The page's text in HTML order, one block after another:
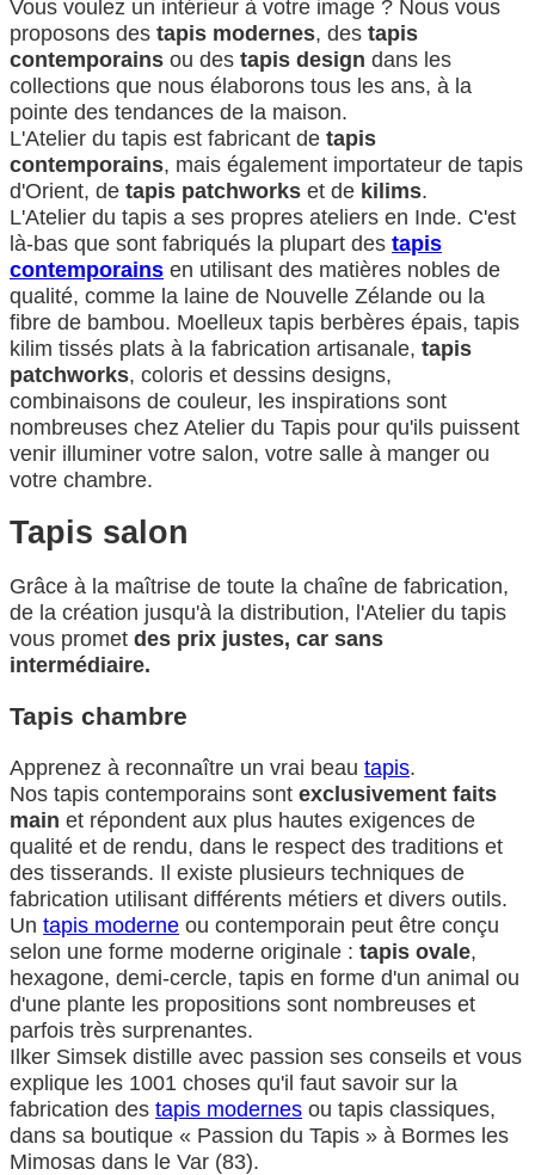
Vous voulez un intérieur à votre image ? Nous vous
proposons des tapis modernes, des tapis
contemporains ou des tapis design dans les
collections que nous élaborons tous les ans, à la
pointe des tendances de la maison.
L'Atelier du tapis est fabricant de tapis
contemporains, mais également importateur de tapis
d'Orient, de tapis patchworks et de kilims.
L'Atelier du tapis a ses propres ateliers en Inde. C'est
là-bas que sont fabriqués la plupart des tapis
contemporains en utilisant des matières nobles de
qualité, comme la laine de Nouvelle Zélande ou la
fibre de bambou. Moelleux tapis berbères épais, tapis
kilim tissés plats à la fabrication artisanale, tapis
patchworks, coloris et dessins designs,
combinaisons de couleur, les inspirations sont
nombreuses chez Atelier du Tapis pour qu'ils puissent
venir illuminer votre salon, votre salle à manger ou
votre chambre.
Tapis salon
Grâce à la maîtrise de toute la chaîne de fabrication,
de la création jusqu'à la distribution, l'Atelier du tapis
vous promet des prix justes, car sans
intermédiaire.
Tapis chambre
Apprenez à reconnaître un vrai beau tapis.
Nos tapis contemporains sont exclusivement faits
main et répondent aux plus hautes exigences de
qualité et de rendu, dans le respect des traditions et
des tisserands. Il existe plusieurs techniques de
fabrication utilisant différents métiers et divers outils.
Un tapis moderne ou contemporain peut être conçu
selon une forme moderne originale : tapis ovale,
hexagone, demi-cercle, tapis en forme d'un animal ou
d'une plante les propositions sont nombreuses et
parfois très surprenantes.
Ilker Simsek distille avec passion ses conseils et vous
explique les 1001 choses qu'il faut savoir sur la
fabrication des tapis modernes ou tapis classiques,
dans sa boutique « Passion du Tapis » à Bormes les
Mimosas dans le Var (83).